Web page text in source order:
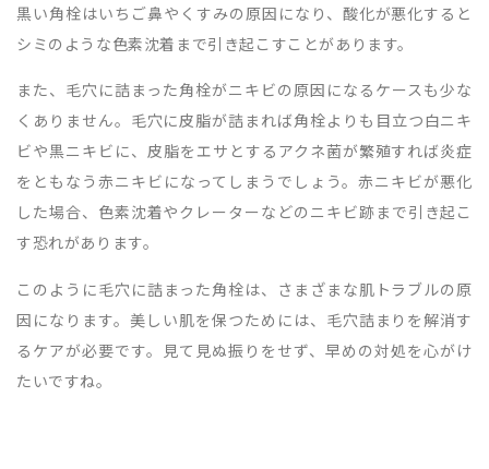
黒い角栓はいちご鼻やくすみの原因になり、酸化が悪化すると
シミのような色素沈着まで引き起こすことがあります。
また、毛穴に詰まった角栓がニキビの原因になるケースも少な
くありません。毛穴に皮脂が詰まれば角栓よりも目立つ白ニキ
ビや黒ニキビに、皮脂をエサとするアクネ菌が繁殖すれば炎症
をともなう赤ニキビになってしまうでしょう。赤ニキビが悪化
した場合、色素沈着やクレーターなどのニキビ跡まで引き起こ
す恐れがあります。
このように毛穴に詰まった角栓は、さまざまな肌トラブルの原
因になります。美しい肌を保つためには、毛穴詰まりを解消す
るケアが必要です。見て見ぬ振りをせず、早めの対処を心がけ
たいですね。